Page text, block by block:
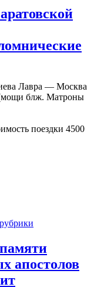
Лавра — Москва
блж. Матроны
поездки 4500
апостолов